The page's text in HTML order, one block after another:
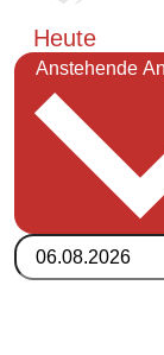
Heute
Anstehende